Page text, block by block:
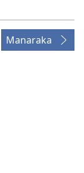
Manaraka